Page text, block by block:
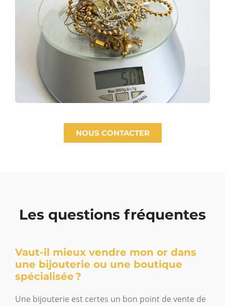
NOUS CONTACTER
Les questions fréquentes
Vaut-il mieux vendre mon or dans
une bijouterie ou une boutique
spécialisée ?
Une bijouterie est certes un bon point de vente de